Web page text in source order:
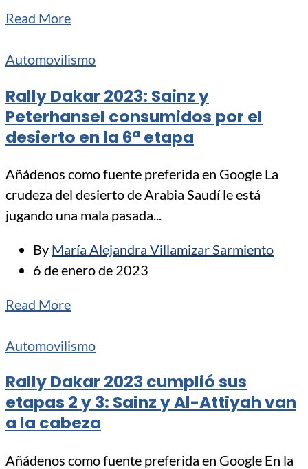
Read More
Automovilismo
Rally Dakar 2023: Sainz y
Peterhansel consumidos por el
desierto en la 6ª etapa
Añádenos como fuente preferida en Google La
crudeza del desierto de Arabia Saudí le está
jugando una mala pasada...
By María Alejandra Villamizar Sarmiento
6 de enero de 2023
Read More
Automovilismo
Rally Dakar 2023 cumplió sus
etapas 2 y 3: Sainz y Al-Attiyah van
a la cabeza
Añádenos como fuente preferida en Google En la